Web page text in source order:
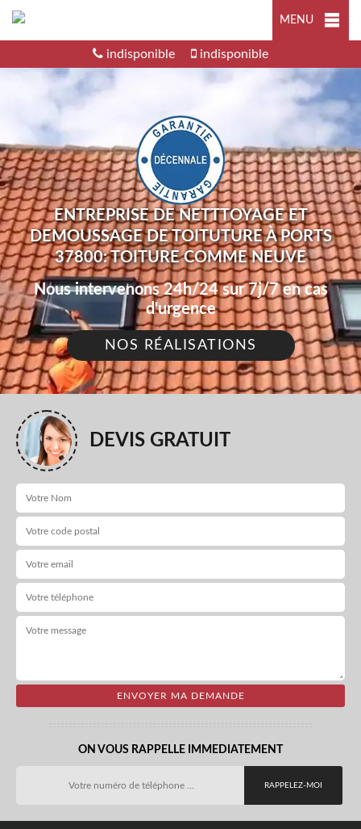
MENU
indisponible indisponible
ENTREPRISE DE NETTTOYAGE ET
DEMOUSSAGE DE TOITUTURE À PORTS
37800: TOITURE COMME NEUVE
Nous intervenons 24h/24 sur 7j/7 en cas
d'urgence
NOS RÉALISATIONS
DEVIS GRATUIT
ON VOUS RAPPELLE IMMEDIATEMENT